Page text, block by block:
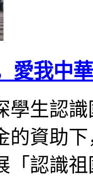
愛我中
學生認
的資助
「認識